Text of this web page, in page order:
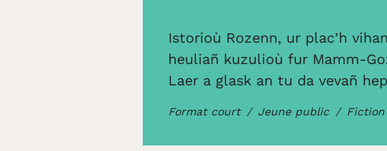
Istorioù Rozenn, ur plac’h
heuliañ kuzulioù fur Mamm-
Laer a glask an tu da vevañ
Format court Jeune public Fiction